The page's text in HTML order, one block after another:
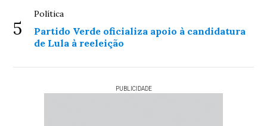
5
Política
Partido Verde oficializa apoio à candidatura
de Lula à reeleição
PUBLICIDADE